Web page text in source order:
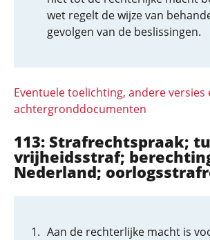
wet regelt de wijze van
gevolgen van de beslissingen.
Eventuele toelichting, andere versies
achtergronddocumenten
113: Strafrechtspraak;
vrijheidsstraf;
Nederland;
Aan de rechterlijke macht is